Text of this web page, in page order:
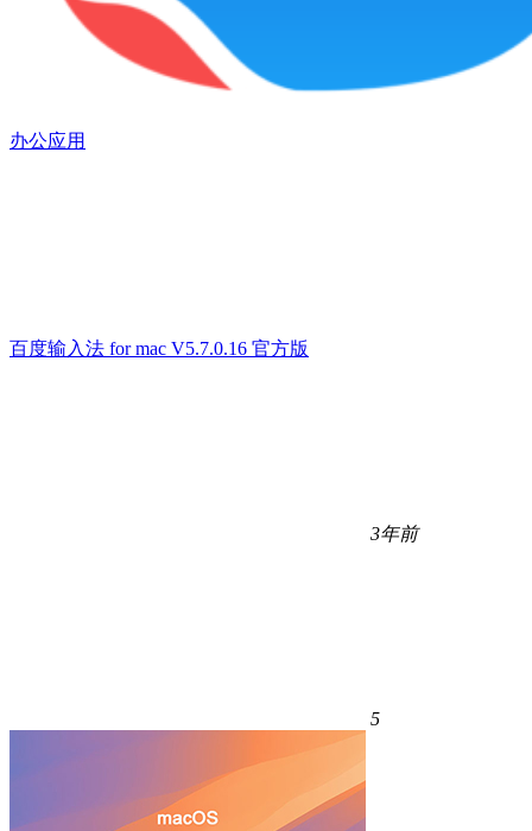
办公应用
百度输入法 for mac V5.7.0.16 官方版
3年前
5